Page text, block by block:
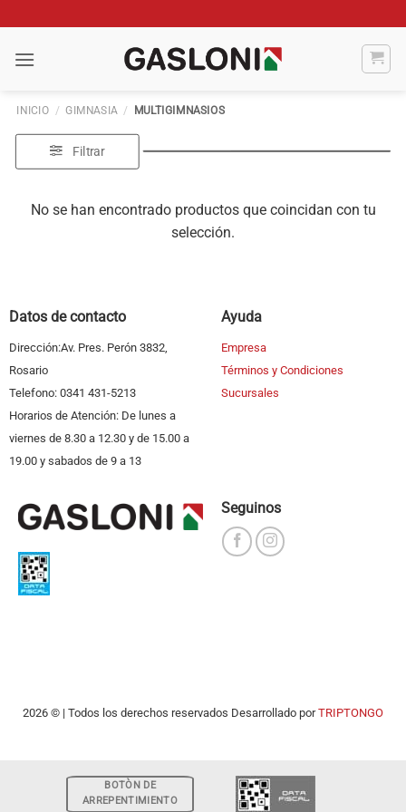
al
contenido
INICIO / GIMNASIA / MULTIGIMNASIOS
Filtrar
No se han encontrado productos que coincidan con tu
selección.
Datos de contacto
Dirección:Av. Pres. Perón 3832,
Rosario
Telefono: 0341 431-5213
Horarios de Atención: De lunes a
viernes de 8.30 a 12.30 y de 15.00 a
19.00 y sabados de 9 a 13
Ayuda
Empresa
Términos y Condiciones
Sucursales
Seguinos
2026 © | Todos los derechos reservados Desarrollado porTRIPTONGO
BOTÒN DE
ARREPENTIMIENTO